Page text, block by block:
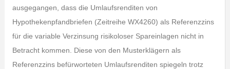
ausgegangen, dass die Umlaufsrenditen von
Hypothekenpfandbriefen (Zeitreihe WX4260) als Referenzzins
für die variable Verzinsung risikoloser Spareinlagen nicht in
Betracht kommen. Diese von den Musterklägern als
Referenzzins befürworteten Umlaufsrenditen spiegeln trotz